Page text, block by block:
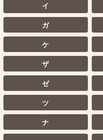
イ
ガ
ケ
ザ
ゼ
ツ
ナ